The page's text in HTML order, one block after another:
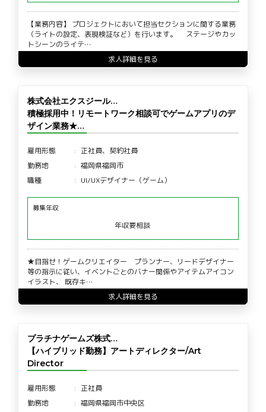
【業務内容】 プロジェクトにおいて担当セクションに関する業務
（ライトの設定、表現検証など）を行います。 ステージやカッ
トシーンのライテ…
求人詳細を見る
株式会社エクスジール…
積極採用中！リモートワーク相談可でゲームアプリのデ
ザイン業務★…
雇用形態
正社員、契約社員
勤務地
福岡県福岡市
職種
UI/UXデザイナー（ゲーム）
募集年収
年収要相談
★目指せ！ゲームクリエイター プランナー、リードデザイナー
等の指示に従い、イベントごとのバナー関係やアイテムアイコン
イラスト、 既存キ…
求人詳細を見る
プラチナゲームズ株式…
【ハイブリッド勤務】アートディレクター/Art
Director
雇用形態
正社員
勤務地
福岡県福岡市中央区